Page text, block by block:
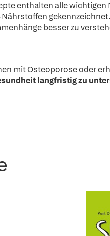
enthalten alle
besser zu
mit Osteoporose oder
langfristig zu